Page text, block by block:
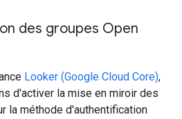
des groupes Open
Looker (Google Cloud Core),
d'activer la mise en miroir des
la méthode d'authentification